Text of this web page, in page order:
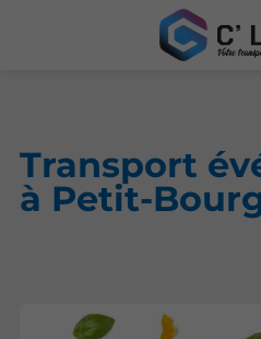
Transport
à Petit-